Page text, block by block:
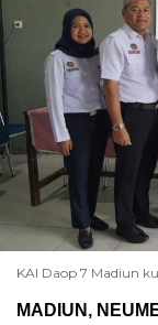
KAI Daop 7 Madiun
MADIUN,